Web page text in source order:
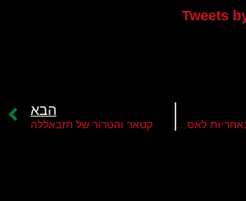
Tweets
הבא
קטאר והטרור של חזבאללה